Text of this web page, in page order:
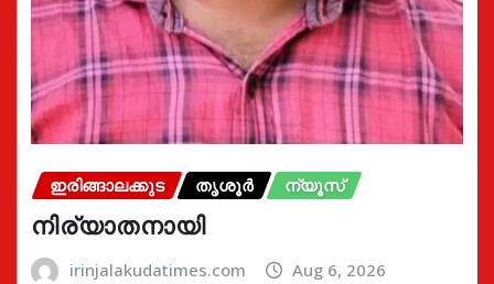
ഇരിങ്ങാലക്കുട തൃശൂർ ന്യൂസ്
നിര്യാതനായി
irinjalakudatimes.com Aug 6, 2026